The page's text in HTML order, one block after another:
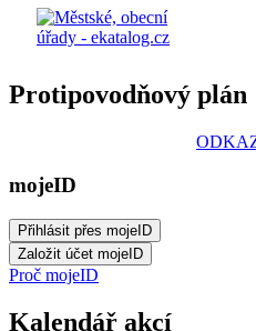
Protipovodňový plán
mojeID
Proč mojeID
Kalendář akcí